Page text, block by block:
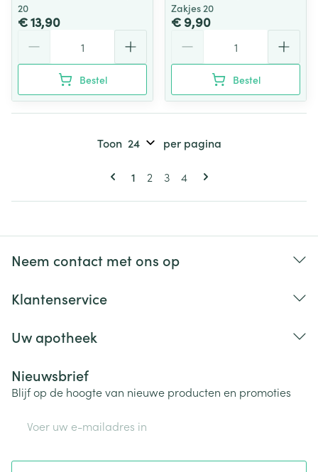
20
€ 13,90
Bestel
Zakjes 20
€ 9,90
Bestel
Pagina's
U lees momenteel pagina
1 Pagina
2 Pagina
3 Pagina
4
Toon per pagina
Neem contact met ons op
Klantenservice
Uw apotheek
Nieuwsbrief
Blijf op de hoogte van nieuwe producten en promoties